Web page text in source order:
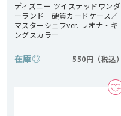
ディズニー ツイステッドワンダ
ーランド 硬質カードケース／
マスターシェフver. レオナ・キ
ングスカラー
在庫◎ 550円